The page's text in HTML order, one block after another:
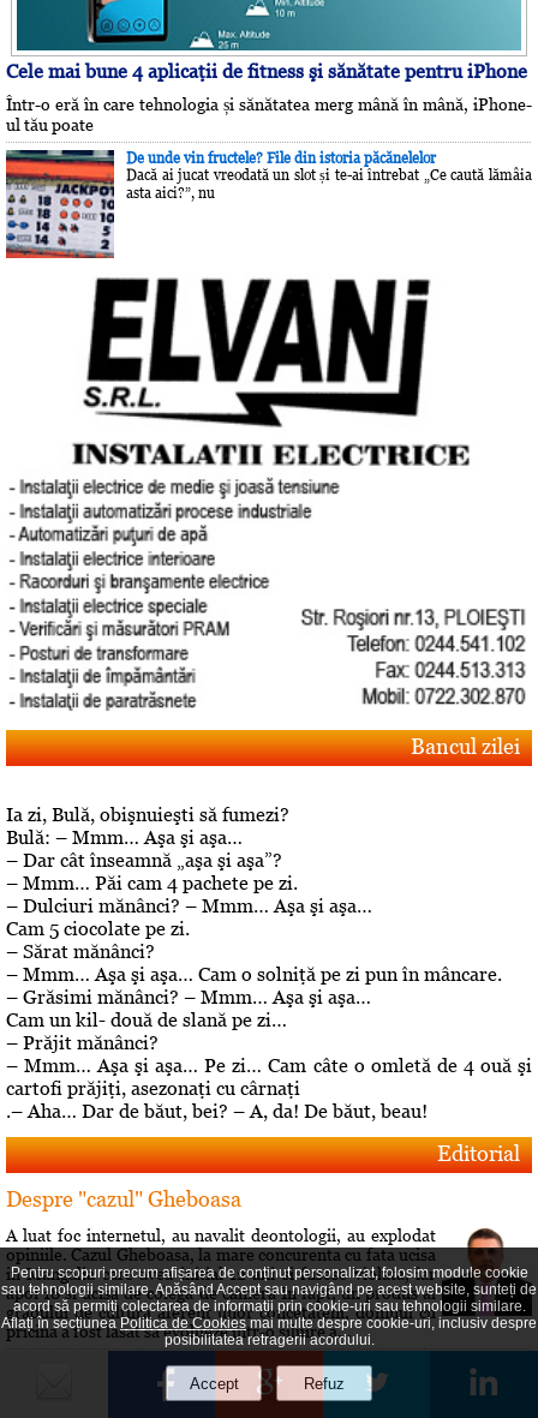
Cele mai bune 4 aplicaţii de fitness şi sănătate pentru iPhone
Într-o eră în care tehnologia și sănătatea merg mână în mână, iPhone-
ul tău poate
De unde vin fructele? File din istoria păcănelelor
Dacă ai jucat vreodată un slot și te-ai întrebat „Ce caută lămâia
asta aici?”, nu
Bancul zilei
Ia zi, Bulă, obişnuieşti să fumezi?
Bulă: – Mmm… Aşa şi aşa…
– Dar cât înseamnă „aşa şi aşa”?
– Mmm… Păi cam 4 pachete pe zi.
– Dulciuri mănânci? – Mmm… Aşa şi aşa…
Cam 5 ciocolate pe zi.
– Sărat mănânci?
– Mmm… Aşa şi aşa… Cam o solniţă pe zi pun în mâncare.
– Grăsimi mănânci? – Mmm… Aşa şi aşa…
Cam un kil- două de slană pe zi…
– Prăjit mănânci?
– Mmm… Aşa şi aşa… Pe zi… Cam câte o omletă de 4 ouă şi
cartofi prăjiţi, asezonaţi cu cârnaţi
.– Aha… Dar de băut, bei? – A, da! De băut, beau!
Editorial
Despre "cazul" Gheboasa
A luat foc internetul, au navalit deontologii, au explodat
opiniile. Cazul Gheboasa, la mare concurenta cu fata ucisa
in Mangalia care avea initial 12 ani si fusese violata, iar
apoi 18 si ucisa de colega de camera In fapt, un produs al
gradului de cultura aferent unor concetateni, domnul cu
pricina a fost lasat sa evolueze intr-o siluire a...
Roberta vs Volo! Game, set: Roberta! Partida încă se
Pentru scopuri precum afișarea de conținut personalizat, folosim module cookie
sau tehnologii similare. Apăsând Accept sau navigând pe acest website, sunteți de
acord să permiți colectarea de informații prin cookie-uri sau tehnologii similare.
Aflați în secțiuneaPolitica de Cookiesmai multe despre cookie-uri, inclusiv despre
posibilitatea retragerii acordului.